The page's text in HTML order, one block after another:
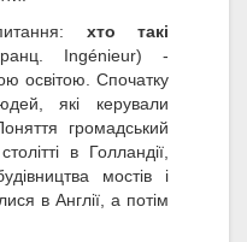
хто такі
Ingénieur) -
освітою. Спочатку
які керували
громадський
в Голландії,
мостів і
в Англії, а потім